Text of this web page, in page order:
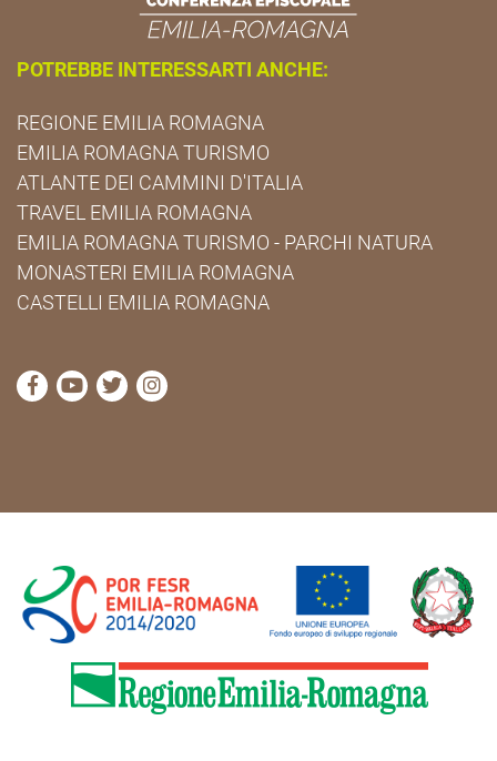
POTREBBE INTERESSARTI ANCHE:
REGIONE EMILIA ROMAGNA
EMILIA ROMAGNA TURISMO
ATLANTE DEI CAMMINI D'ITALIA
TRAVEL EMILIA ROMAGNA
EMILIA ROMAGNA TURISMO - PARCHI NATURA
MONASTERI EMILIA ROMAGNA
CASTELLI EMILIA ROMAGNA
visita la pagina Facebook di Cammini Emilia-
visita la pagina YouTube di Cammini Emilia-
visita la pagina Twitter di Cammini Emilia-
visita la pagina Instagram di Cammini